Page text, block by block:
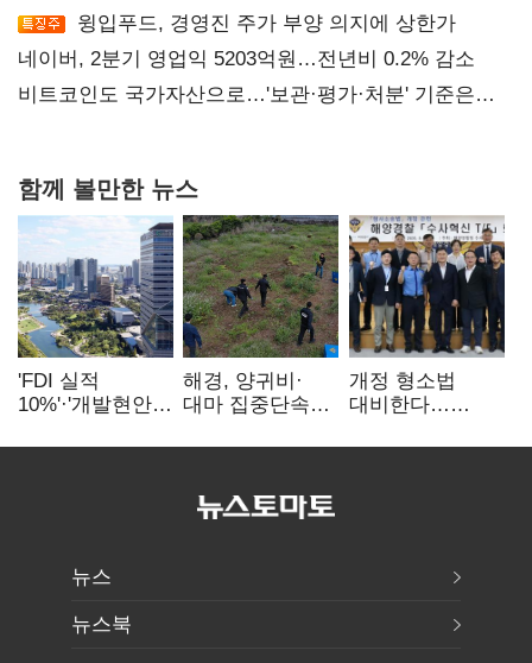
윙입푸드, 경영진 주가 부양 의지에 상한가
네이버, 2분기 영업익 5203억원…전년비 0.2% 감소
비트코인도 국가자산으로…'보관·평가·처분' 기준은
함께 볼만한 뉴스
'FDI 실적
10%'·'개발현안
인천경제청장
해경, 양귀비·
대마 집중단속…
249명 검거
개정 형소법
대비한다…
'수사혁신TF'
뉴스
뉴스북